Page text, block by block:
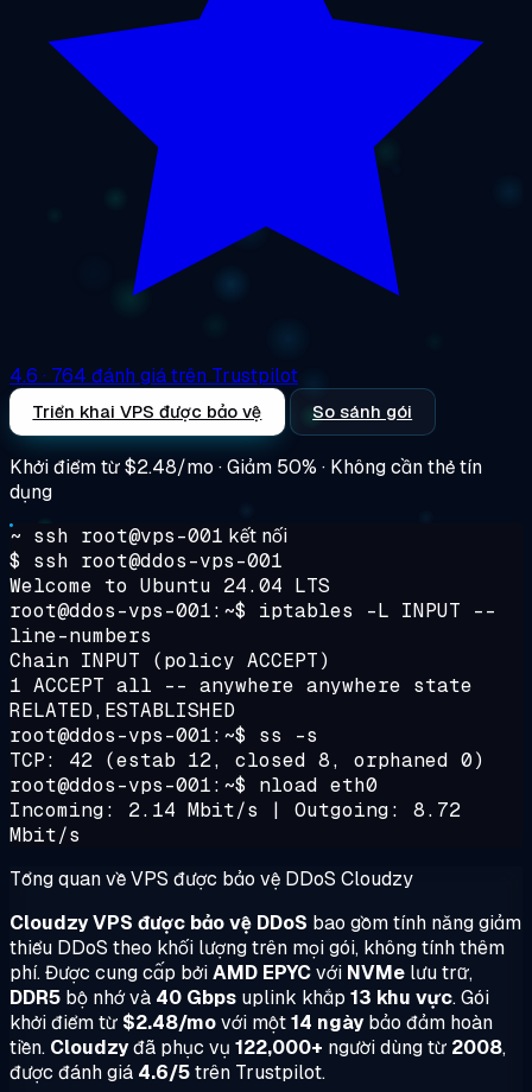
4.6 · 764 đánh giá trên Trustpilot
Triển khai VPS được bảo vệ So sánh gói
Khởi điểm từ$2.48/mo · Giảm 50% · Không cần thẻ tín
dụng
~ ssh root@vps-001 kết nối
$ ssh root@ddos-vps-001
Welcome to Ubuntu 24.04 LTS
root@ddos-vps-001:~$ iptables -L INPUT --
line-numbers
Chain INPUT (policy ACCEPT)
1 ACCEPT all -- anywhere anywhere state
RELATED,ESTABLISHED
root@ddos-vps-001:~$ ss -s
TCP: 42 (estab 12, closed 8, orphaned 0)
root@ddos-vps-001:~$ nload eth0
Incoming: 2.14 Mbit/s | Outgoing: 8.72
Mbit/s
Tổng quan về VPS được bảo vệ DDoS Cloudzy
Cloudzy VPS được bảo vệ DDoS bao gồm tính năng giảm
thiểu DDoS theo khối lượng trên mọi gói, không tính thêm
phí. Được cung cấp bởiAMD EPYCvới NVMe lưu trữ,
DDR5 bộ nhớ và 40 Gbps uplink khắp 13 khu vực. Gói
khởi điểm từ $2.48/movới một14 ngàybảo đảm hoàn
tiền. Cloudzyđã phục vụ 122,000+ người dùng từ 2008,
được đánh giá 4.6/5trên Trustpilot.